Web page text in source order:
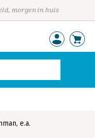
morgen in huis
, e.a.